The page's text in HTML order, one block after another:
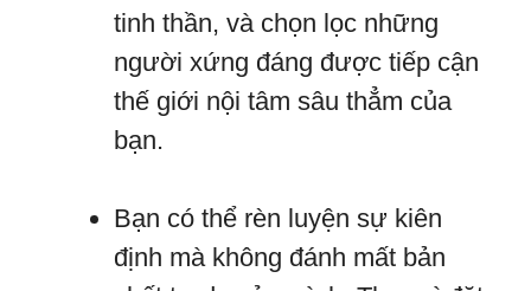
tinh thần, và chọn lọc những
người xứng đáng được tiếp cận
thế giới nội tâm sâu thẳm của
bạn.
Bạn có thể rèn luyện sự kiên
định mà không đánh mất bản